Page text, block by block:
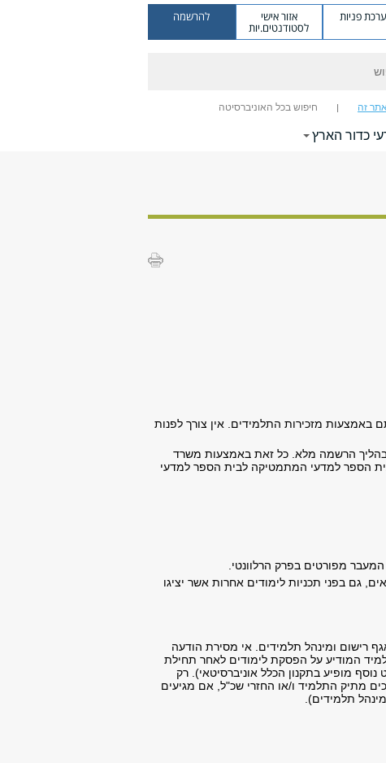
פניות אזור אישי
לסטודנטים.יות
להרשמה
זה חיפוש בכל האוניברסיטה
כדור הארץ
באמצעות מזכירות התלמידים. אין צורך לפנות
בהליך הרשמה מלא. כל זאת באמצעות משרד
הספר למדעי המתמטיקה לבית הספר למדעי
מפורטים בפרק הרלוונטי.
גם בפני תכניות לימודים אחרות אשר יציגו
רישום ומינהל תלמידים. אי מסירת הודעה
המודיע על הפסקת לימודים לאחר תחילת
מופיע בתקנון הכלל אוניברסיטאי). רק
מתיק התלמיד ו/או החזרי שכ"ל, אם מגיעים
תלמידים).